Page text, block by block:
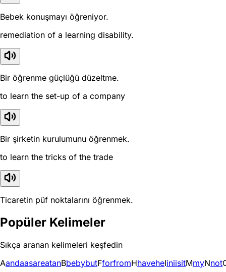
Bebek konuşmayı öğreniyor.
remediation of a learning disability.
Bir öğrenme güçlüğü düzeltme.
to learn the set-up of a company
Bir şirketin kurulumunu öğrenmek.
to learn the tricks of the trade
Ticaretin püf noktalarını öğrenmek.
Popüler Kelimeler
Sıkça aranan kelimeleri keşfedin
AandaasareatanBbebybutFforfromHhaveheIiniisitMmyNnot